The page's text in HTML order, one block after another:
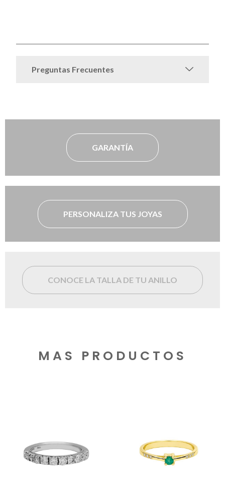
Preguntas Frecuentes
GARANTÍA
PERSONALIZA TUS JOYAS
CONOCE LA TALLA DE TU ANILLO
MAS PRODUCTOS